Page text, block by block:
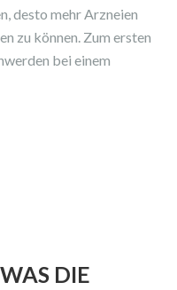
desto mehr Arzneien
zu können. Zum ersten
bei einem
DIE